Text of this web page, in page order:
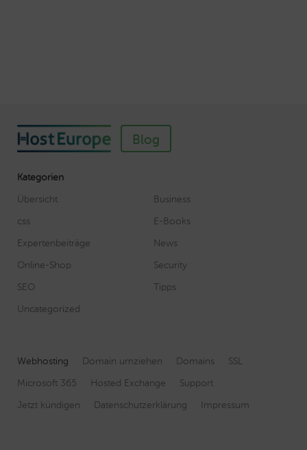
Blog
Kategorien
Übersicht
Business
css
E-Books
Expertenbeiträge
News
Online-Shop
Security
SEO
Tipps
Uncategorized
Webhosting Domain umziehen Domains
SSL
Microsoft 365
Hosted Exchange
Support
Jetzt kündigen
Datenschutzerklärung Impressum